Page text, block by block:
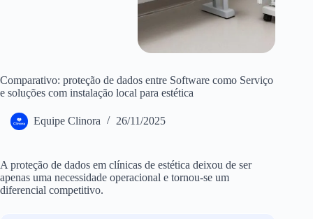
Comparativo: proteção de dados entre Software como Serviço
e soluções com instalação local para estética
Equipe Clinora 26/11/2025
A proteção de dados em clínicas de estética deixou de ser
apenas uma necessidade operacional e tornou-se um
diferencial competitivo.